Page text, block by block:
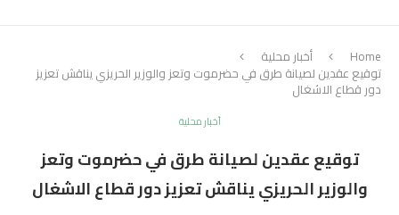
Home أخبار محلية
توقيع عقدين لصيانة طرق في حضرموت وتعز والوزير الحريزي يناقش تعزيز
دور قطاع الاشغال
أخبار محلية
توقيع عقدين لصيانة طرق في حضرموت وتعز
والوزير الحريزي يناقش تعزيز دور قطاع الاشغال